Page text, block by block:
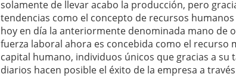
noviembre 29, 2024
solamente de llevar acabo la producción, pero
tendencias como el concepto de recursos
hoy en día la anteriormente denominada mano de
fuerza laboral ahora es concebida como el recurso
capital humano, individuos únicos que gracias a su
diarios hacen posible el éxito de la empresa a